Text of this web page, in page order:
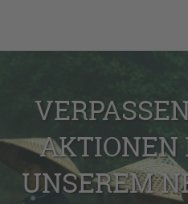
UNSEREM